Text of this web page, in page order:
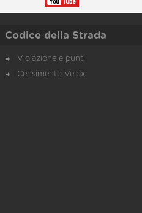
Codice della Strada
Violazione e punti
Censimento Velox